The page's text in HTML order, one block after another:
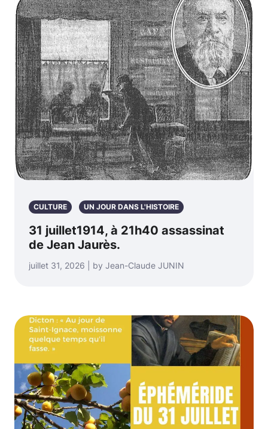
CULTURE UN JOUR DANS L'HISTOIRE
31 juillet1914, à 21h40 assassinat
de Jean Jaurès.
juillet 31, 2026 | by Jean-Claude JUNIN